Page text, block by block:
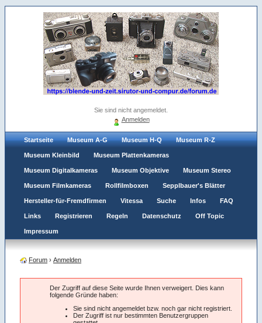
Sie sind nicht angemeldet.
Anmelden
Startseite Museum A-G Museum H-Q Museum R-Z
Museum Kleinbild Museum Plattenkameras
Museum Digitalkameras Museum Objektive Museum Stereo
Museum Filmkameras Rollfilmboxen Sepplbauer's Blätter
Hersteller-für-Fremdfirmen Vitessa Suche Infos FAQ
Links Registrieren Regeln Datenschutz Off Topic
Impressum
Forum › Anmelden
Der Zugriff auf diese Seite wurde Ihnen verweigert. Dies kann
folgende Gründe haben:
Sie sind nicht angemeldet bzw. noch gar nicht registriert.
Der Zugriff ist nur bestimmten Benutzergruppen